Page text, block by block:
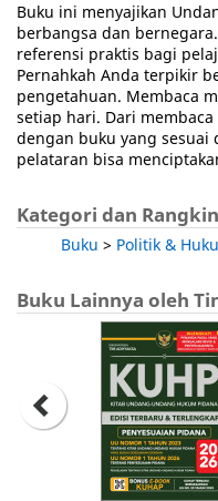
Buku ini menyajikan
berbangsa dan
referensi praktis bagi
Pernahkah Anda terpikir
pengetahuan. Membaca
setiap hari. Dari
dengan buku yang sesuai
pelataran bisa
Kategori dan
Buku > Politik &
Buku Lainnya oleh